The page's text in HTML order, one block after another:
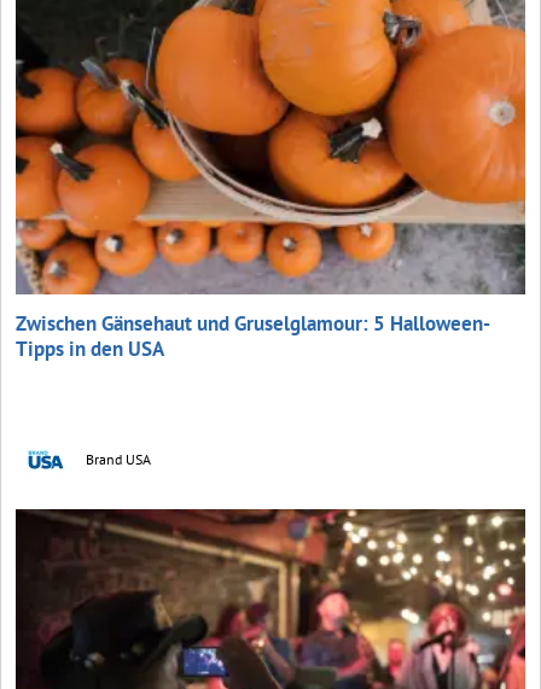
Zwischen Gänsehaut und Gruselglamour: 5 Halloween-
Tipps in den USA
Brand USA